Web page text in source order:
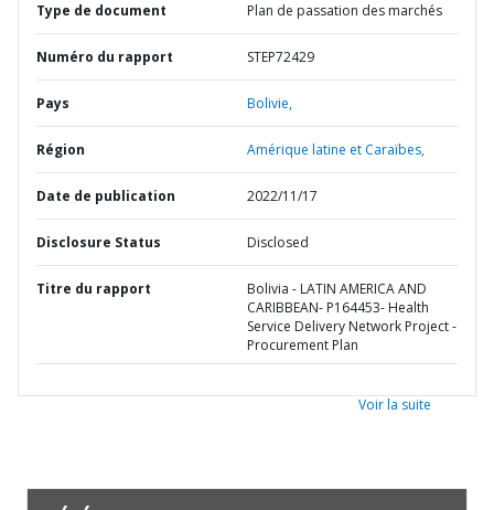
Type de document Plan de passation des marchés
Numéro du rapport STEP72429
Pays Bolivie,
Région Amérique latine et Caraïbes,
Date de publication 2022/11/17
Disclosure Status Disclosed
Titre du rapport
Bolivia - LATIN AMERICA AND
CARIBBEAN- P164453- Health
Service Delivery Network Project -
Procurement Plan
Voir la suite